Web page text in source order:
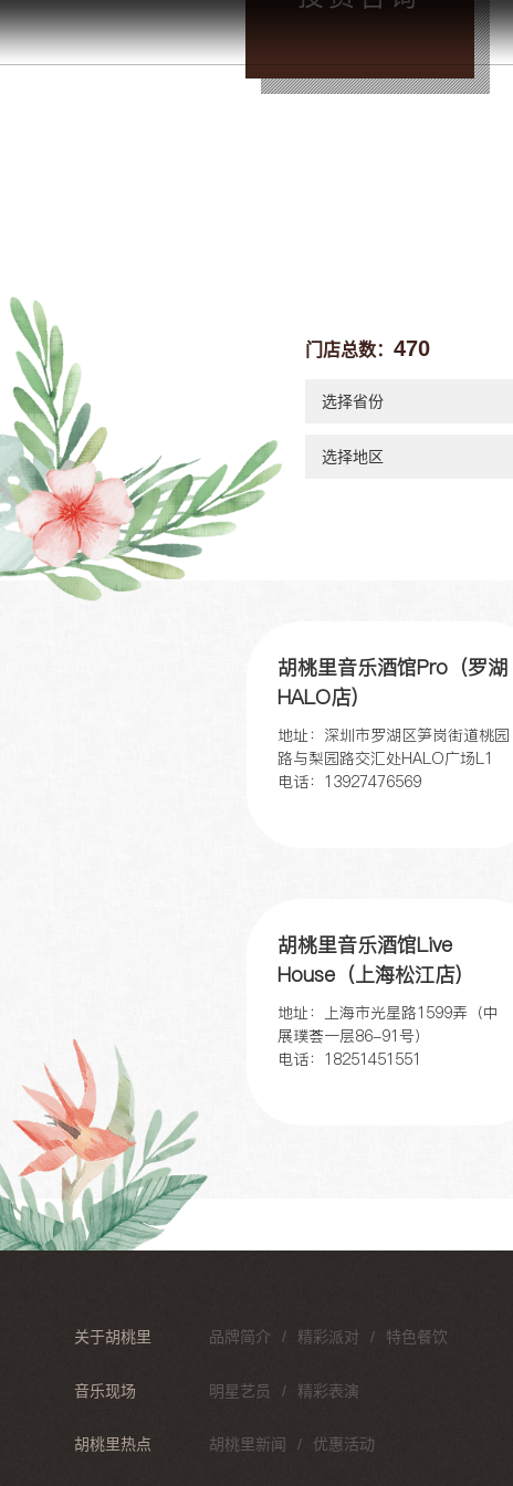
门店总数： 470
选择省份
选择地区
胡桃里音乐酒馆Pro（罗湖
HALO店）
地址：深圳市罗湖区笋岗街道桃园
路与梨园路交汇处HALO广场L1
电话：13927476569
胡桃里音乐酒馆Live
House（上海松江店）
地址：上海市光星路1599弄（中
展璞荟一层86-91号）
电话：18251451551
治店）
电话：15716718585
关于胡桃里 品牌简介 精彩派对 特色餐饮
音乐现场 明星艺员 精彩表演
胡桃里热点 胡桃里新闻 优惠活动